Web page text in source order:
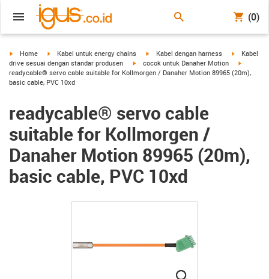
(0)
igus-icon-arrow-right
Home igus-icon-arrow-right
Kabel untuk energy chains igus-icon-arrow-right
Kabel dengan harness igus-icon-
Kabel
drive sesuai dengan standar produsen
igus-icon-arrow-right
cocok untuk Danaher Motion
readycable® servo cable suitable for Kollmorgen / Danaher Motion 89965 (20m),
basic cable, PVC 10xd
readycable® servo cable
suitable for Kollmorgen /
Danaher Motion 89965 (20m),
basic cable, PVC 10xd